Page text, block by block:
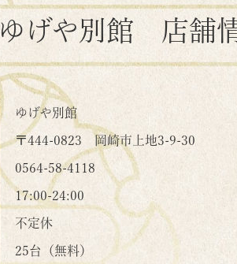
ゆげや別館 店舗
ゆげや別館
〒444-0823 岡崎市上地3-9-30
0564-58-4118
17:00-24:00
不定休
25台（無料）